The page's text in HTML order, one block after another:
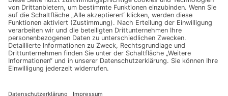
Datenschutzerklärung
Barrierefreiheitserklärung
AGBs
Kontakt